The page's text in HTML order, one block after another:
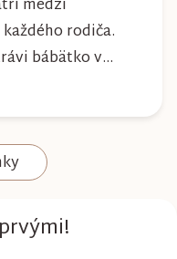
medzi
rodiča.
bábätko v
mala poskytovať
aj maximálny
Plienky
dôrazom na